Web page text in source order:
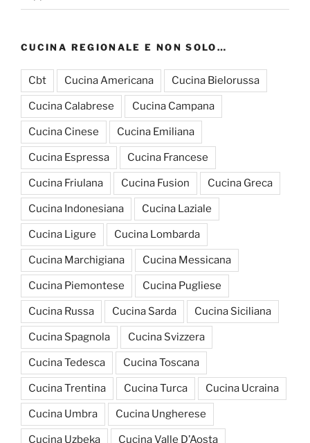
CUCINA REGIONALE E NON SOLO…
Cbt Cucina Americana Cucina Bielorussa
Cucina Calabrese Cucina Campana
Cucina Cinese Cucina Emiliana
Cucina Espressa Cucina Francese
Cucina Friulana Cucina Fusion Cucina Greca
Cucina Indonesiana Cucina Laziale
Cucina Ligure Cucina Lombarda
Cucina Marchigiana Cucina Messicana
Cucina Piemontese Cucina Pugliese
Cucina Russa Cucina Sarda Cucina Siciliana
Cucina Spagnola Cucina Svizzera
Cucina Tedesca Cucina Toscana
Cucina Trentina Cucina Turca Cucina Ucraina
Cucina Umbra Cucina Ungherese
Cucina Uzbeka Cucina Valle D’Aosta